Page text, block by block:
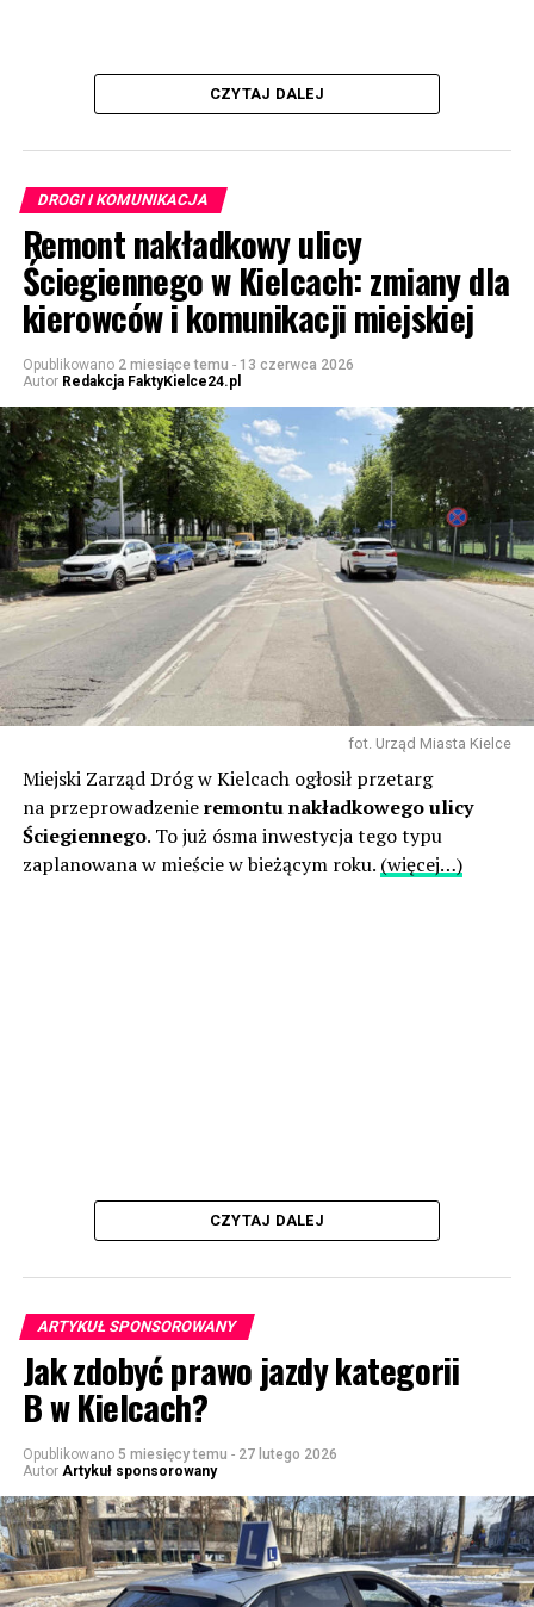
CZYTAJ DALEJ
DROGI I KOMUNIKACJA
Remont nakładkowy ulicy
Ściegiennego w Kielcach: zmiany dla
kierowców i komunikacji miejskiej
Opublikowano 2 miesiące temu - 13 czerwca 2026
Autor Redakcja FaktyKielce24.pl
fot. Urząd Miasta Kielce
Miejski Zarząd Dróg w Kielcach ogłosił przetarg
na przeprowadzenieremontu nakładkowego ulicy
Ściegiennego. To już ósma inwestycja tego typu
zaplanowana w mieście w bieżącym roku. (więcej…)
CZYTAJ DALEJ
ARTYKUŁ SPONSOROWANY
Jak zdobyć prawo jazdy kategorii
B w Kielcach?
Opublikowano 5 miesięcy temu - 27 lutego 2026
Autor Artykuł sponsorowany